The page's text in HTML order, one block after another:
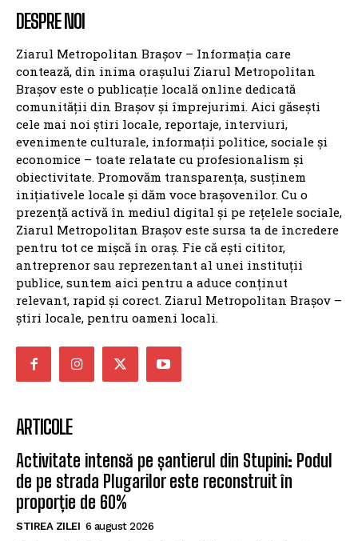
DESPRE NOI
Ziarul Metropolitan Brașov – Informația care
contează, din inima orașului Ziarul Metropolitan
Brașov este o publicație locală online dedicată
comunității din Brașov și împrejurimi. Aici găsești
cele mai noi știri locale, reportaje, interviuri,
evenimente culturale, informații politice, sociale și
economice – toate relatate cu profesionalism și
obiectivitate. Promovăm transparența, susținem
inițiativele locale și dăm voce brașovenilor. Cu o
prezență activă în mediul digital și pe rețelele sociale,
Ziarul Metropolitan Brașov este sursa ta de încredere
pentru tot ce mișcă în oraș. Fie că ești cititor,
antreprenor sau reprezentant al unei instituții
publice, suntem aici pentru a aduce conținut
relevant, rapid și corect. Ziarul Metropolitan Brașov –
știri locale, pentru oameni locali.
ARTICOLE
Activitate intensă pe șantierul din Stupini: Podul
de pe strada Plugarilor este reconstruit în
proporție de 60%
STIREA ZILEI 6 august 2026